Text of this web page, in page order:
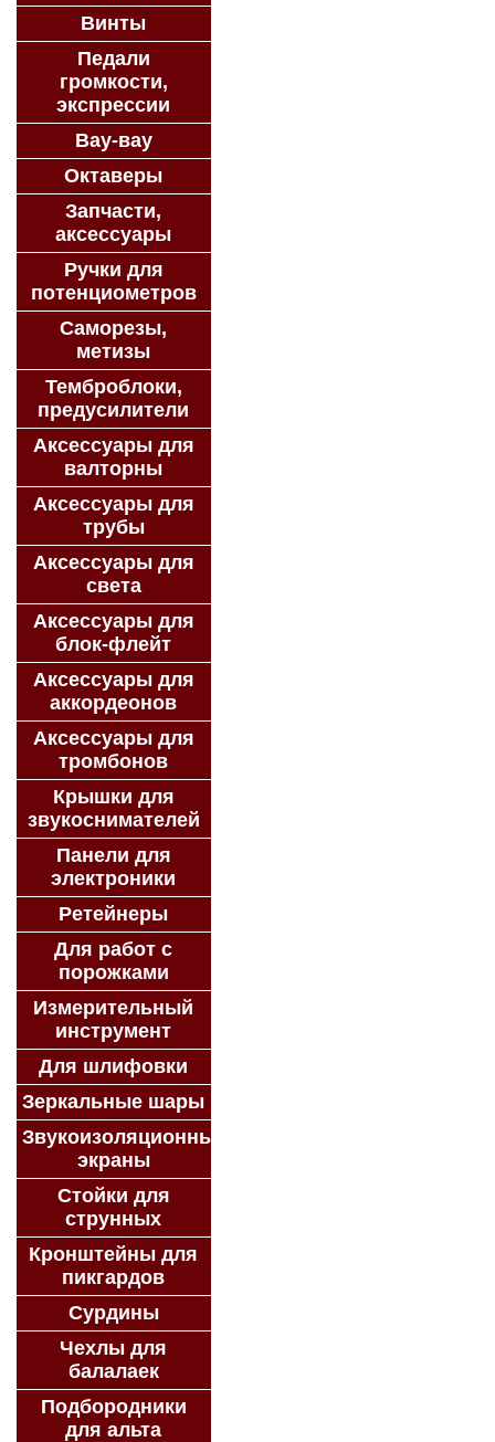
Винты
Педали
громкости,
экспрессии
Вау-вау
Октаверы
Запчасти,
аксессуары
Ручки для
потенциометров
Саморезы,
метизы
Темброблоки,
предусилители
Аксессуары для
валторны
Аксессуары для
трубы
Аксессуары для
света
Аксессуары для
блок-флейт
Аксессуары для
аккордеонов
Аксессуары для
тромбонов
Крышки для
звукоснимателей
Панели для
электроники
Ретейнеры
Для работ с
порожками
Измерительный
инструмент
Для шлифовки
Зеркальные шары
Звукоизоляционные
экраны
Стойки для
струнных
Кронштейны для
пикгардов
Сурдины
Чехлы для
балалаек
Подбородники
для альта